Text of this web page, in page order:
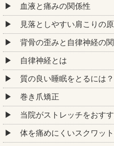
血液と痛みの関係性
見落としやすい肩こりの
背骨の歪みと自律神経の
自律神経とは
質の良い睡眠をとるには？
巻き爪矯正
当院がストレッチをおす
体を痛めにくいスクワッ